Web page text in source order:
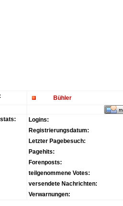
Bühler
Logins:
Registrierungsdatum:
Letzter Pagebesuch:
Pagehits:
Forenposts:
teilgenommene Votes:
versendete Nachrichten:
Verwarnungen: